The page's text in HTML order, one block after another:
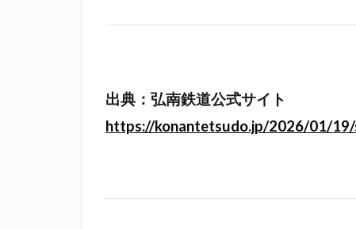
出典：弘南鉄道公式サイト
https://konantetsudo.jp/2026/01/